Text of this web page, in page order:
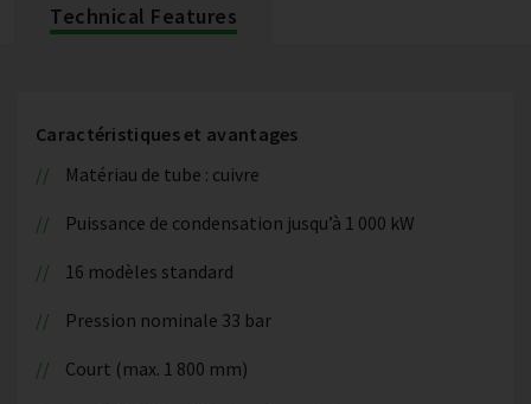
Technical Features
Caractéristiques et avantages
Matériau de tube : cuivre
Puissance de condensation jusqu’à 1 000 kW
16 modèles standard
Pression nominale 33 bar
Court (max. 1 800 mm)